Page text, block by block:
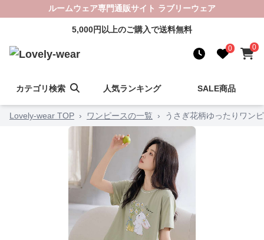
ルームウェア専門通販サイト ラブリーウェア
5,000円以上のご購入で送料無料
0 0
カテゴリ検索 人気ランキング SALE商品
Lovely-wear TOP › ワンピースの一覧 › うさぎ花柄ゆったりワン